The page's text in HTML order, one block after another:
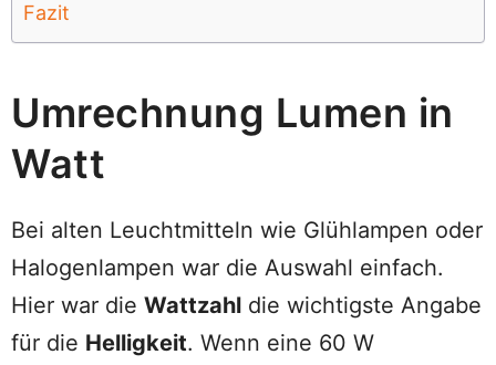
Fazit
Umrechnung Lumen in
Watt
Bei alten Leuchtmitteln wie Glühlampen oder
Halogenlampen war die Auswahl einfach.
Hier war die Wattzahl die wichtigste Angabe
für die Helligkeit. Wenn eine 60 W